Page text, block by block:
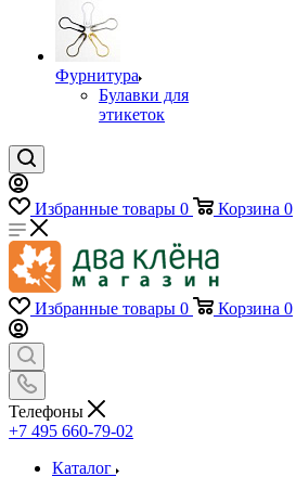
Фурнитура
Булавки для
этикеток
Избранные товары 0 Корзина 0
Избранные товары 0 Корзина 0
Телефоны
+7 495 660-79-02
Каталог